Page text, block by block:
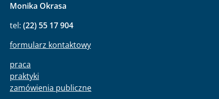
Monika Okrasa
tel: (22) 55 17 904
formularz kontaktowy
praca
praktyki
zamówienia publiczne